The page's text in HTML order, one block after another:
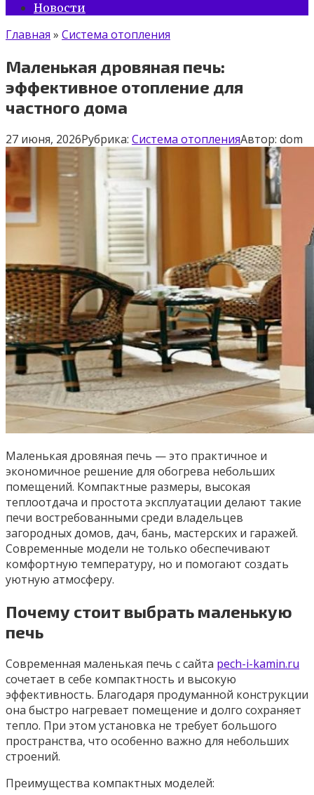
Новости
Главная » Система отопления
Маленькая дровяная печь:
эффективное отопление для
частного дома
27 июня, 2026Рубрика: Система отопленияАвтор: dom
Маленькая дровяная печь — это практичное и
экономичное решение для обогрева небольших
помещений. Компактные размеры, высокая
теплоотдача и простота эксплуатации делают такие
печи востребованными среди владельцев
загородных домов, дач, бань, мастерских и гаражей.
Современные модели не только обеспечивают
комфортную температуру, но и помогают создать
уютную атмосферу.
Почему стоит выбрать маленькую
печь
Современная маленькая печь с сайта pech-i-kamin.ru
сочетает в себе компактность и высокую
эффективность. Благодаря продуманной конструкции
она быстро нагревает помещение и долго сохраняет
тепло. При этом установка не требует большого
пространства, что особенно важно для небольших
строений.
Преимущества компактных моделей: